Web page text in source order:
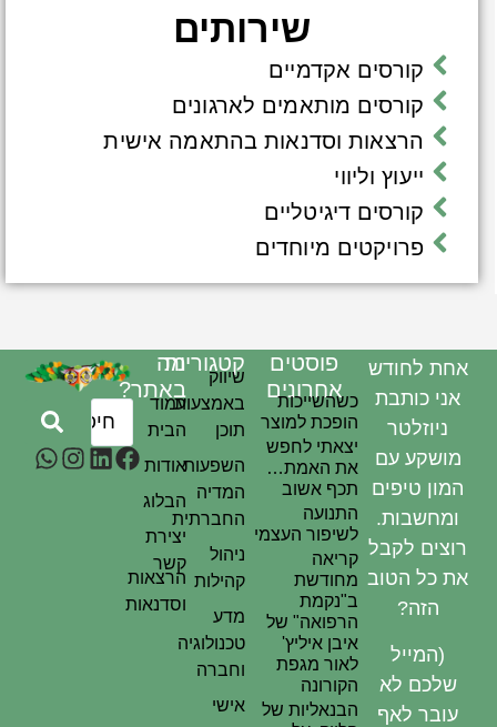
שירותים
קורסים אקדמיים
קורסים מותאמים לארגונים
הרצאות וסדנאות בהתאמה אישית
ייעוץ וליווי
קורסים דיגיטליים
פרויקטים מיוחדים
מה
באתר?
עמוד
הבית
אודות
הבלוג
יצירת
קשר
הרצאות
וסדנאות
קטגוריות
שיווק
באמצעות
תוכן
השפעות
המדיה
החברתית
ניהול
קהילות
מדע
טכנולוגיה
וחברה
אישי
פוסטים
אחרונים
כשהשייכות
הופכת למוצר
יצאתי לחפש
את האמת…
תכף אשוב
התנועה
לשיפור העצמי
קריאה
מחודשת
ב"נקמת
הרפואה" של
איבן איליץ'
לאור מגפת
הקורונה
הבנאליות של
אחת לחודש
אני כותבת
ניוזלטר
מושקע עם
המון טיפים
ומחשבות.
רוצים לקבל
את כל הטוב
הזה?
(המייל
שלכם לא
עובר לאף